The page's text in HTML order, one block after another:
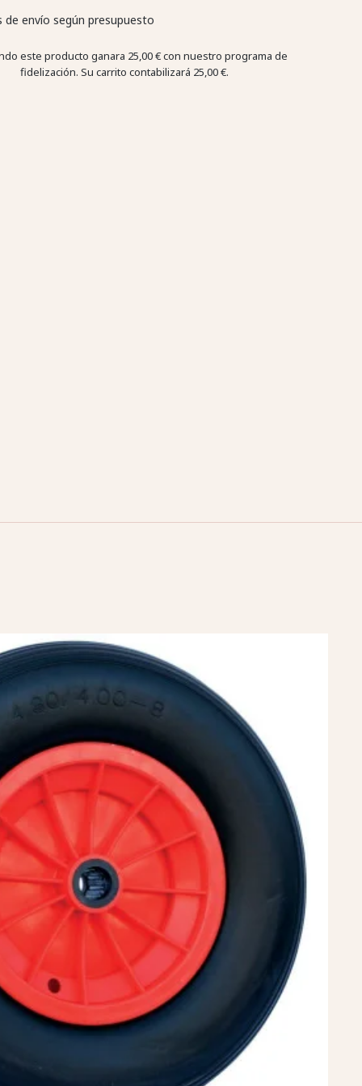
de envío según presupuesto
este producto ganara 25,00 €con nuestro programa de
fidelización. Su carrito contabilizará 25,00 €.